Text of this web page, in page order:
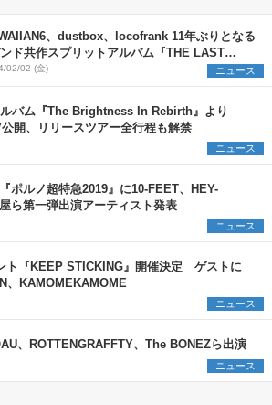
、dustbox、locofrank 11年ぶりとなる
ド共作スプリットアルバム『THE LAST
』リリース決定＆6都市7会場にてツアー
催
02/02 (金) ニュース
バム『The Brightness In Rebirth』より
開、リリースツアー全行程も解禁
ニュース
ポルノ超特急2019』に10-FEET、HEY-
ら第一弾出演アーティスト発表
ニュース
ト『KEEP STICKING』開催決定 ゲストに
、KAMOMEKAMOME
ニュース
、ROTTENGRAFFTY、The BONEZら出演
ニュース